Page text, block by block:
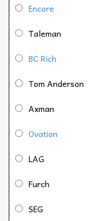
Encore
Taleman
BC Rich
Tom Anderson
Axman
Ovation
LAG
Furch
SEG